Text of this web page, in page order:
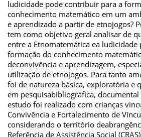
ludicidade pode contribuir para a
conhecimento matemático em um
e aprendizado a partir de etnojogos?
tem como objetivo geral analisar de
entre a Etnomatemática ea
formação do conhecimento
deconvivência e aprendizagem,
utilização de etnojogos. Para tanto
foi de natureza básica, exploratória e
em pesquisabibliográfica, documental
estudo foi realizado com crianças
Convivência e Fortalecimento de
considerando o território
Referência de Assistência Social